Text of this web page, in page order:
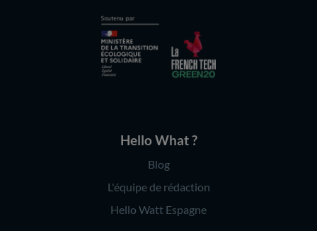
Hello What ?
Blog
L'équipe de rédaction
Hello Watt Espagne